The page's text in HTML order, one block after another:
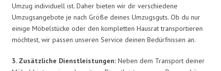
Umzug individuell ist. Daher bieten wir dir verschiedene
Umzugsangebote je nach Größe deines Umzugsguts. Ob du nur
einige Möbelstücke oder den kompletten Hausrat transportieren
möchtest, wir passen unseren Service deinen Bedürfnissen an.
3. Zusätzliche Dienstleistungen: Neben dem Transport deiner